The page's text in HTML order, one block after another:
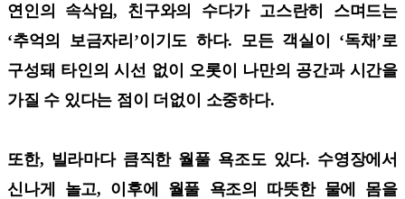
연인의 속삭임, 친구와의 수다가 고스란히 스며드는
‘추억의 보금자리’이기도 하다. 모든 객실이 ‘독채’로
구성돼 타인의 시선 없이 오롯이 나만의 공간과 시간을
가질 수 있다는 점이 더없이 소중하다.
또한, 빌라마다 큼직한 월풀 욕조도 있다. 수영장에서
신나게 놀고, 이후에 월풀 욕조의 따뜻한 물에 몸을